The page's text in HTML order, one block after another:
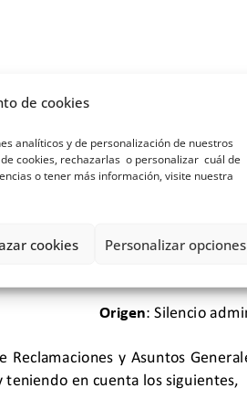
de cookies
analíticos y de personalización de nuestros
cookies, rechazarlas o personalizar cuál de
o tener más información, visite nuestra
cookies Personalizar opciones